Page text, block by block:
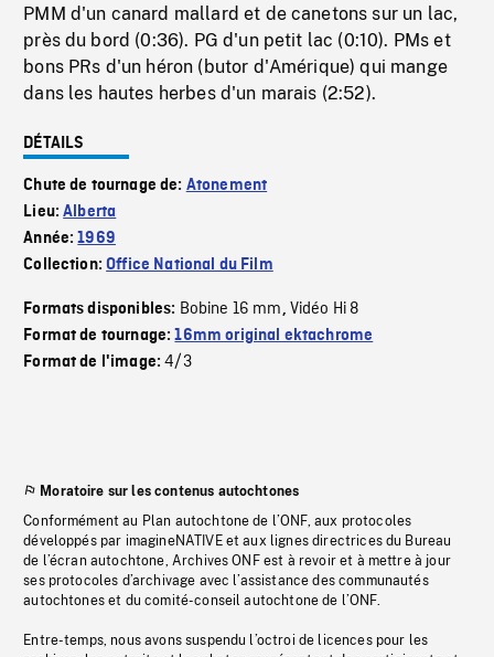
PMM d'un canard mallard et de canetons sur un lac,
près du bord (0:36). PG d'un petit lac (0:10). PMs et
bons PRs d'un héron (butor d'Amérique) qui mange
dans les hautes herbes d'un marais (2:52).
DÉTAILS
Chute de tournage de: Atonement
Lieu:Alberta
Année:1969
Collection:Office National du Film
Formats disponibles: Bobine 16 mm, Vidéo Hi 8
Format de tournage:16mm original ektachrome
Format de l'image:4/3
Moratoire sur les contenus autochtones
Conformément au Plan autochtone de l’ONF, aux protocoles
développés par imagineNATIVE et aux lignes directrices du Bureau
de l’écran autochtone, Archives ONF est à revoir et à mettre à jour
ses protocoles d’archivage avec l’assistance des communautés
autochtones et du comité-conseil autochtone de l’ONF.
Entre-temps, nous avons suspendu l’octroi de licences pour les